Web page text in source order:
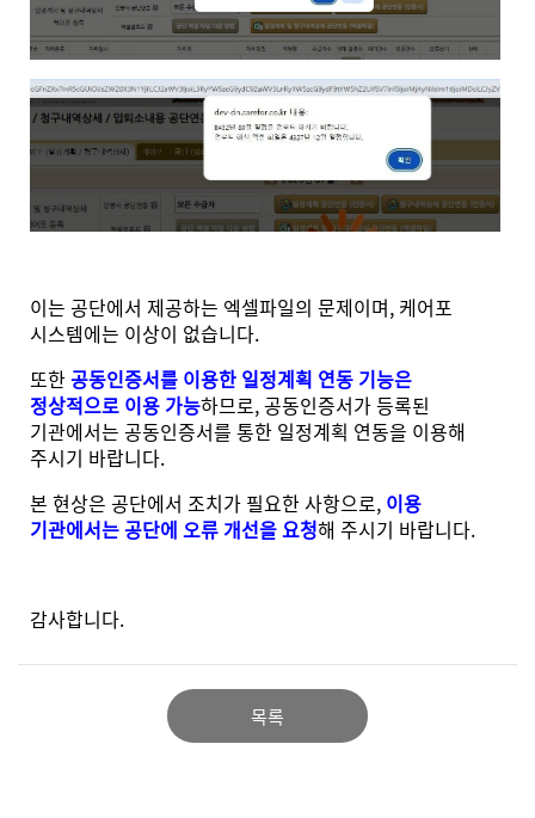
이는 공단에서 제공하는 엑셀파일의 문제이며, 케어포
시스템에는 이상이 없습니다.
또한공동인증서를 이용한 일정계획 연동 기능은
정상적으로 이용 가능하므로, 공동인증서가 등록된
기관에서는 공동인증서를 통한 일정계획 연동을 이용해
주시기 바랍니다.
본 현상은 공단에서 조치가 필요한 사항으로, 이용
기관에서는 공단에 오류 개선을 요청해 주시기 바랍니다.
감사합니다.
목록